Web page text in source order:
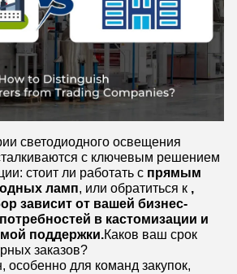
светодиодного освещения
с ключевым решением
стоит ли работать с прямым
ламп, или обратиться к ,
зависит от вашей бизнес-
в кастомизации и
поддержки.Каков ваш срок
заказов?
особенно для команд закупок,